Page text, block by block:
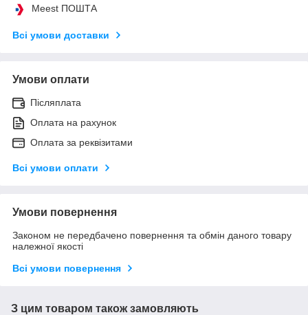
Meest ПОШТА
Всі умови доставки
Умови оплати
Післяплата
Оплата на рахунок
Оплата за реквізитами
Всі умови оплати
Умови повернення
Законом не передбачено повернення та обмін даного товару
належної якості
Всі умови повернення
З цим товаром також замовляють